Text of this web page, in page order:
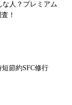
人？プレミアム
！
節約SFC修行